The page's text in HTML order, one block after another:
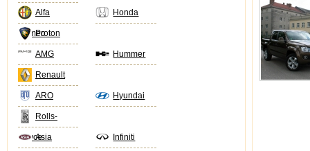
Alfa
Romeo
Honda
Proton
AMG Hummer
Renault
ARO Hyundai
Rolls-
RoyceAsia Infiniti